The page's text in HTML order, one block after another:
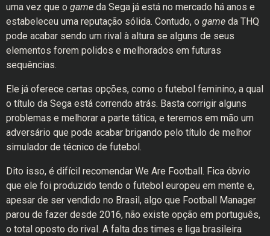
uma vez que o game da Sega já está no mercado há anos e
estabeleceu uma reputação sólida. Contudo, o game da THQ
pode acabar sendo um rival à altura se alguns de seus
elementos forem polidos e melhorados em futuras
sequências.
Ele já oferece certas opções, como o futebol feminino, a qual
o título da Sega está correndo atrás. Basta corrigir alguns
problemas e melhorar a parte tática, e teremos em mão um
adversário que pode acabar brigando pelo título de melhor
simulador de técnico de futebol.
Dito isso, é difícil recomendar We Are Football. Fica óbvio
que ele foi produzido tendo o futebol europeu em mente e,
apesar de ser vendido no Brasil, algo que Football Manager
parou de fazer desde 2016, não existe opção em português,
o total oposto do rival. A falta dos times e liga brasileira